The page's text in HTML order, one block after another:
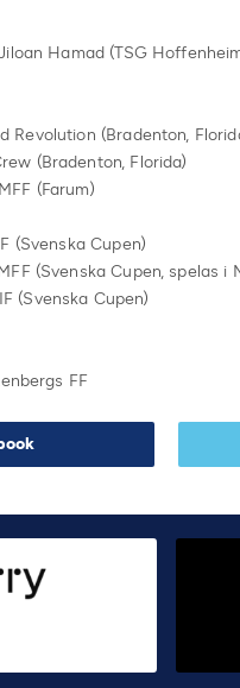
Hamad (TSG
Revolution (Bradenton,
(Bradenton, Florida)
MFF (Farum)
(Svenska Cupen)
(Svenska Cupen, spelas i
(Svenska Cupen)
FF